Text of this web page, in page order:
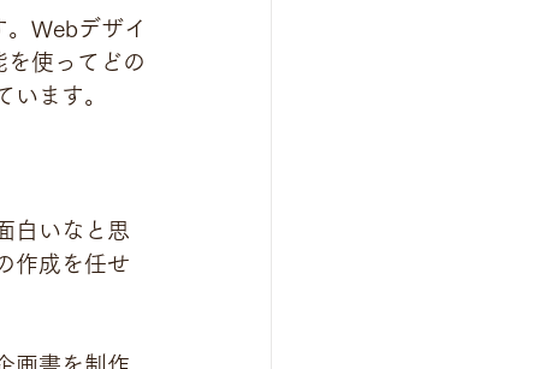
Webデザイ
を使ってどの
います。
白いなと思
作成を任せ